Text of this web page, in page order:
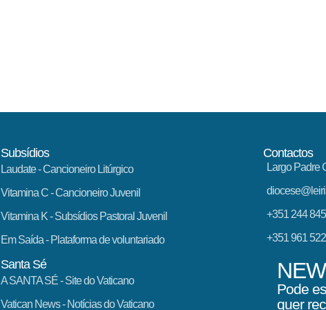
Subsídios
Laudate- Cancioneiro Litúrgico
Vitamina C- Cancioneiro Juvenil
Vitamina K- Subsídios Pastoral Juvenil
Em Saída- Plataforma de voluntariado
Santa Sé
A SANTA SÉ - Site do Vaticano
Vatican News- Notícias do Vaticano
Contactos
Largo Padre
+351 244
+351 961
Pode
quer